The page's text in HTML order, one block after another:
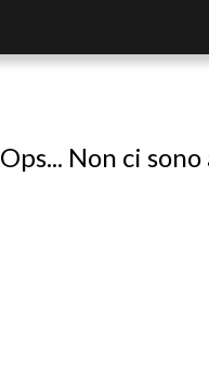
Ops... Non ci